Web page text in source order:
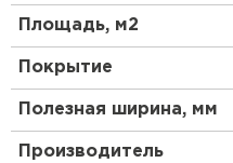
Площадь, м2
Покрытие
Полезная ширина, мм
Производитель